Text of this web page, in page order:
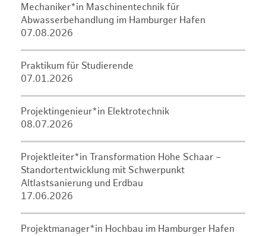
Mechaniker*in Maschinentechnik für
Abwasserbehandlung im Hamburger Hafen
07.08.2026
Praktikum für Studierende
07.01.2026
Projektingenieur*in Elektrotechnik
08.07.2026
Projektleiter*in Transformation Hohe Schaar –
Standortentwicklung mit Schwerpunkt
Altlastsanierung und Erdbau
17.06.2026
Projektmanager*in Hochbau im Hamburger Hafen